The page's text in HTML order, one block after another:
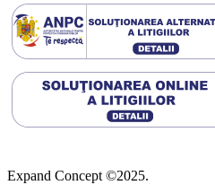
Expand Concept ©2025.